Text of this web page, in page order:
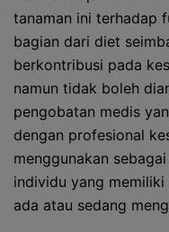
tanaman ini terhadap
bagian dari diet
berkontribusi pada
namun tidak boleh
pengobatan medis
dengan profesional
menggunakan
individu yang
ada atau sedang